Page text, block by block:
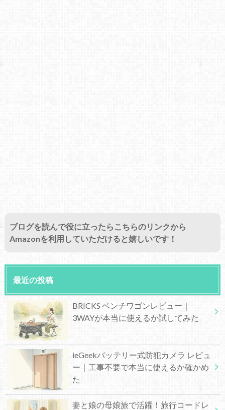
ブログを読んで役に立ったらこちらのリンクから
Amazonを利用していただけると嬉しいです！
最近の投稿
BRICKS ベンチワゴンレビュー｜
3WAYが本当に使えるか試してみた
ieGeekバッテリー式防犯カメラ レビュ
ー｜工事不要で本当に使えるか確かめ
た
妻と娘の母娘旅で活躍！旅行コードレ